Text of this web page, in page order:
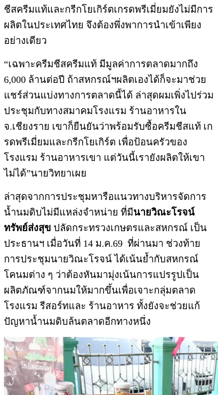
ชีสครีมแท้และกรีกโยเกิร์ตเกรดพรีเมี่ยมยังไม่มีการ
ผลิตในประเทศไทย จึงต้องพึ่งพาการนำเข้าเพียง
อย่างเดียว
“เฉพาะครีมชีสครีมแท้ มีมูลค่าการตลาดมากถึง
6,000 ล้านต่อปี ถ้าสหกรณ์ฯผลิตเองได้ก็จะมาช่วย
แชร์ส่วนแบ่งทางการตลาดนี้ได้ ล่าสุดผมเพิ่งไปร่วม
ประชุมกับทางสมาคมโรงแรม ร้านอาหารใน
จ.เชียงราย เขาก็ยืนยันว่าพร้อมรับซื้อครีมชีสแท้ เก
รดพรีเมี่ยมและกรีกโยเกิร์ต เพื่อป้อนครัวของ
โรงแรม ร้านอาหารเขา แต่วันนี้เรายังผลิตให้เขา
ไม่ได้”นายวิทยาเผย
ล่าสุดจากการประชุมหารือแนวทางบริหารจัดการ
น้ำนมดิบไม่มีแหล่งจำหน่าย ที่มีนายวิณะโรจน์
ทรัพย์ส่งสุข ปลัดกระทรวงเกษตรและสหกรณ์ เป็น
ประธานฯ เมื่อวันที่ 14 ม.ค.69 ที่ผ่านมา ช่วงท้าย
การประชุมนายวิณะโรจน์ ได้เน้นย้ำกับสหกรณ์
โคนมต่าง ๆ ว่าต้องหันมามุ่งเน้นการแปรรูปเป็น
ผลิตภัณฑ์จากนมให้มากขึ้นเพื่อเจาะกลุ่มตลาด
โรงแรม รีสอร์ทและ ร้านอาหาร ทั้งยังจะช่วยแก้
ปัญหาน้ำนมดิบล้นตลาดอีกทางหนึ่ง